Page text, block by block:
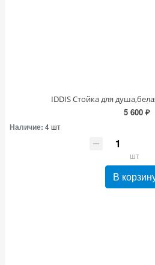
IDDIS Стойка для
5 600 ₽
Наличие: 4 шт
шт
В